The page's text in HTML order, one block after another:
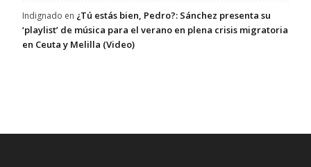
Indignado en ¿Tú estás bien, Pedro?: Sánchez presenta su
‘playlist’ de música para el verano en plena crisis migratoria
en Ceuta y Melilla (Video)